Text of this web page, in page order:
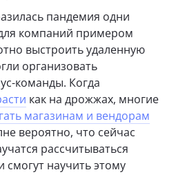
пандемия одни
компаний примером
выстроить удаленную
организовать
команды. Когда
как на дрожжах, многие
магазинам и вендорам
вероятно, что сейчас
рассчитываться
научить этому